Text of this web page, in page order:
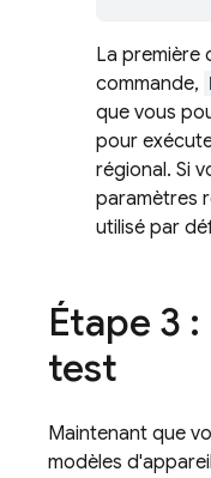
La première
commande,
que vous
pour
régional. Si
paramètres
utilisé par
Étape 3
test
Maintenant que
modèles